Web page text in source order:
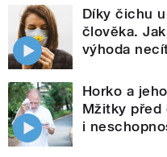
Díky čichu
člověka.
výhoda
Horko a
Mžitky před
i